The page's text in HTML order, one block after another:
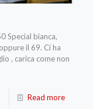
Special bianca,
il 69. Ci ha
, carica come non
Read more